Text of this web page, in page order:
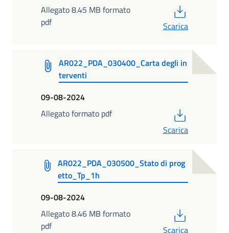
Allegato 8.45 MB formato
pdf
Scarica
AR022_PDA_030400_Carta degli in
terventi
09-08-2024
Allegato formato pdf
Scarica
AR022_PDA_030500_Stato di prog
etto_Tp_1h
09-08-2024
Allegato 8.46 MB formato
pdf
Scarica